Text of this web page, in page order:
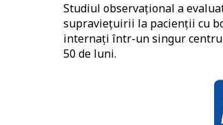
Studiul observațional a
supraviețuirii la pacienții cu
internați într-un singur centru
50 de luni.